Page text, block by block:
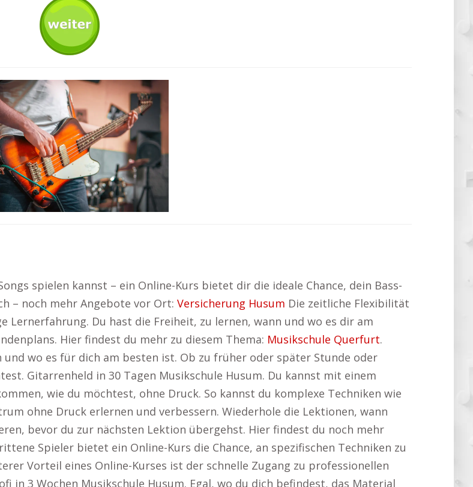
spielen kannst – ein Online-Kurs bietet dir die ideale Chance, dein Bass-
– noch mehr Angebote vor Ort: Versicherung Husum Die zeitliche Flexibilität
Lernerfahrung. Du hast die Freiheit, zu lernen, wann und wo es dir am
Hier findest du mehr zu diesem Thema: Musikschule Querfurt.
wo es für dich am besten ist. Ob zu früher oder später Stunde oder
Gitarrenheld in 30 Tagen Musikschule Husum. Du kannst mit einem
wie du möchtest, ohne Druck. So kannst du komplexe Techniken wie
ohne Druck erlernen und verbessern. Wiederhole die Lektionen, wann
bevor du zur nächsten Lektion übergehst. Hier findest du noch mehr
Spieler bietet ein Online-Kurs die Chance, an spezifischen Techniken zu
Vorteil eines Online-Kurses ist der schnelle Zugang zu professionellen
in 3 Wochen Musikschule Husum. Egal, wo du dich befindest, das Material